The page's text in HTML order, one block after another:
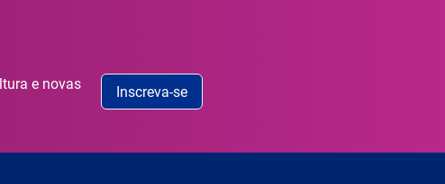
e novas
Inscreva-se